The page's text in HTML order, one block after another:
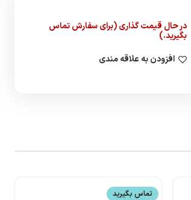
در حال قیمت گذاری (برای سفارش تماس
بگیرید.)
افزودن به علاقه مندی
تماس بگیرید